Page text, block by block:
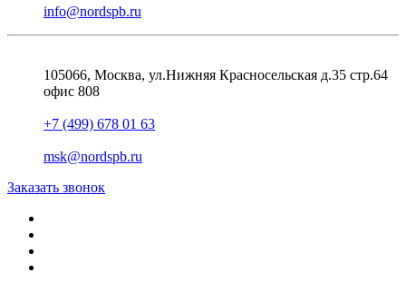
info@nordspb.ru
105066, Москва, ул.Нижняя Красносельская д.35 стр.64
офис 808
+7 (499) 678 01 63
msk@nordspb.ru
Заказать звонок